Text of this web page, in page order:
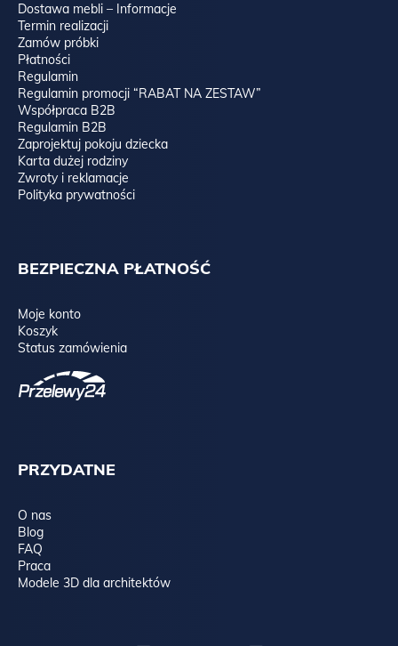
Dostawa mebli – Informacje
Termin realizacji
Zamów próbki
Płatności
Regulamin
Regulamin promocji “RABAT NA ZESTAW”
Współpraca B2B
Regulamin B2B
Zaprojektuj pokoju dziecka
Karta dużej rodziny
Zwroty i reklamacje
Polityka prywatności
BEZPIECZNA PŁATNOŚĆ
Moje konto
Koszyk
Status zamówienia
PRZYDATNE
O nas
Blog
FAQ
Praca
Modele 3D dla architektów